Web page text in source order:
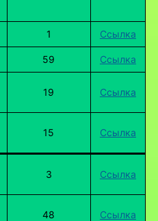
1 Ссылка
59 Ссылка
19 Ссылка
15 Ссылка
3 Ссылка
48 Ссылка